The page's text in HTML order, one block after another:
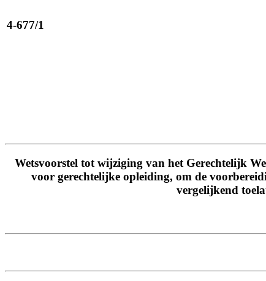
4-677/1
Wetsvoorstel tot wijziging van het Gerechtelijk
voor gerechtelijke opleiding, om de
vergelijkend